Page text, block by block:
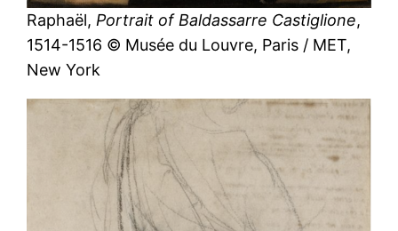
Raphaël, Portrait of Baldassarre Castiglione,
1514-1516 © Musée du Louvre, Paris / MET,
New York